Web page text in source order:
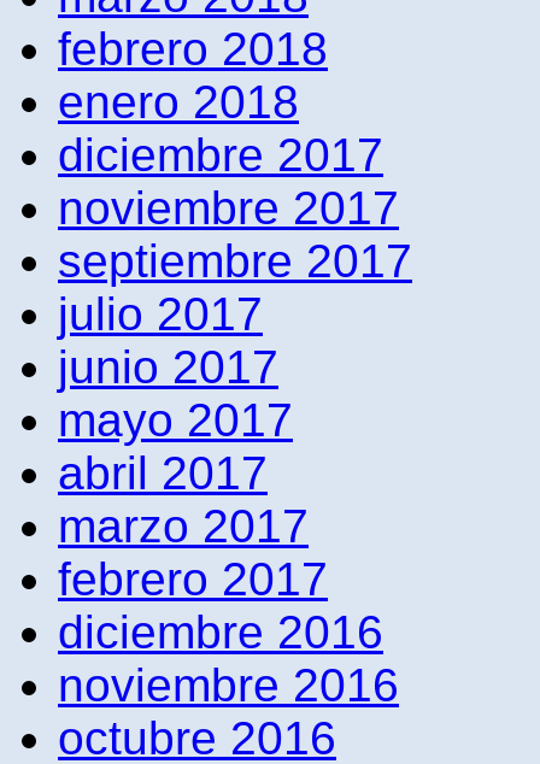
febrero 2018
enero 2018
diciembre 2017
noviembre 2017
septiembre 2017
julio 2017
junio 2017
mayo 2017
abril 2017
marzo 2017
febrero 2017
diciembre 2016
noviembre 2016
octubre 2016